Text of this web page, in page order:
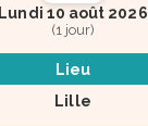
Lundi 10 août 2026
(1 jour)
Lieu
Lille